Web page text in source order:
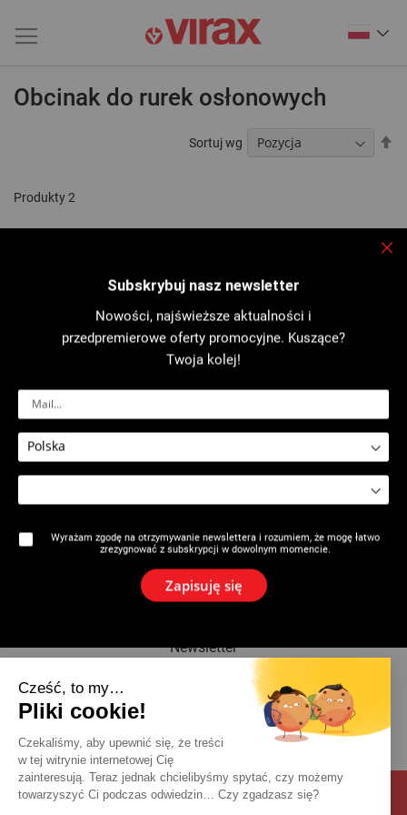
Obcinak do rurek osłonowych
Produkty2
Sortuj wg
Marka
Aktualności
Newsletter
Kontakt
Subskrybuj nasz newsletter
Nowości, najświeższe aktualności i
przedpremierowe oferty promocyjne. Kuszące?
Twoja kolej!
Wyrażam zgodę na otrzymywanie newslettera i rozumiem, że mogę łatwo
zrezygnować z subskrypcji w dowolnym momencie.
Zapisuję się
Cześć, to my…
Pliki cookie!
Czekaliśmy, aby upewnić się, że treści
w tej witrynie internetowej Cię
zainteresują. Teraz jednak chcielibyśmy spytać, czy możemy
towarzyszyć Ci podczas odwiedzin… Czy zgadzasz się?